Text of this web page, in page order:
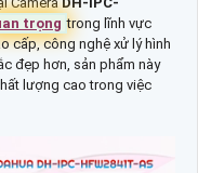
trọng trong lĩnh vực
cấp, công nghệ xử lý hình
đẹp hơn, sản phẩm này
lượng cao trong việc